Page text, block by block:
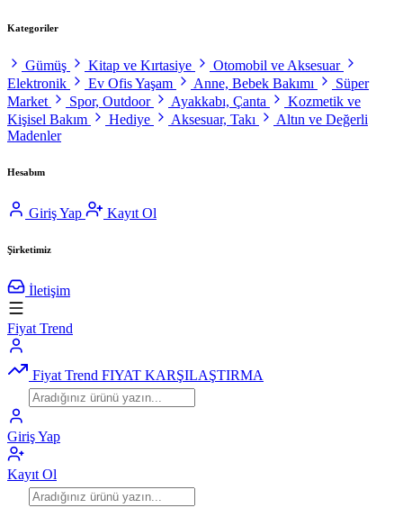
Kategoriler
Gümüş Kitap ve Kırtasiye
Otomobil ve Aksesuar
Elektronik
Ev Ofis Yaşam Anne, Bebek Bakımı
Süper
Market
Spor, Outdoor Ayakkabı, Çanta
Kozmetik ve
Kişisel Bakım
Hediye Aksesuar, Takı
Altın ve Değerli
Madenler
Hesabım
Giriş Yap Kayıt Ol
Şirketimiz
İletişim
Fiyat Trend
Fiyat Trend FIYAT KARŞILAŞTIRMA
Giriş Yap
Kayıt Ol